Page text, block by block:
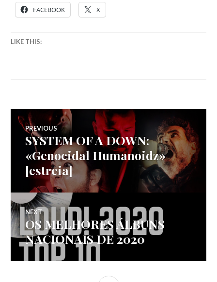
FACEBOOK X
LIKE THIS:
Navegação
de
artigos
PREVIOUS
Previous
post:
SYSTEM OF A DOWN:
«Genocidal Humanoidz»
[estreia]
NEXT
Next
post:
OS MELHORES ÁLBUNS
NACIONAIS DE 2020